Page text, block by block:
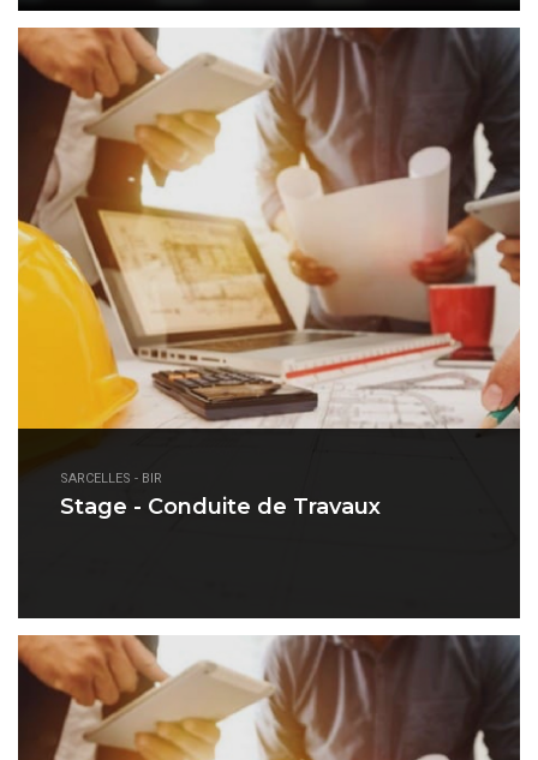
SARCELLES - BIR
Stage - Conduite de Travaux